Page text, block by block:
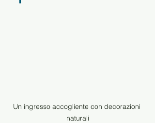
Un ingresso accogliente con decorazioni
naturali